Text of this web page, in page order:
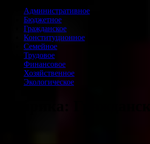
Административное
Бюджетное
Гражданское
Конституционное
Семейное
Трудовое
Финансовое
Хозяйственное
Экологическое